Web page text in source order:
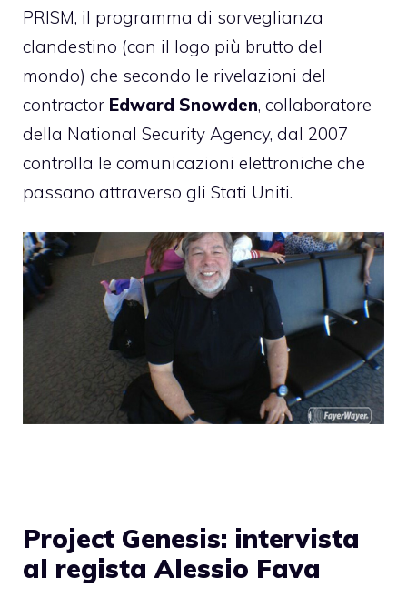
PRISM, il programma di sorveglianza
clandestino (con il logo più brutto del
mondo) che secondo le rivelazioni del
contractor Edward Snowden, collaboratore
della National Security Agency, dal 2007
controlla le comunicazioni elettroniche che
passano attraverso gli Stati Uniti.
Project Genesis: intervista
al regista Alessio Fava